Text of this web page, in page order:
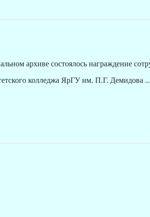
архиве состоялось награждение
колледжа ЯрГУ им. П.Г. Демидова ...